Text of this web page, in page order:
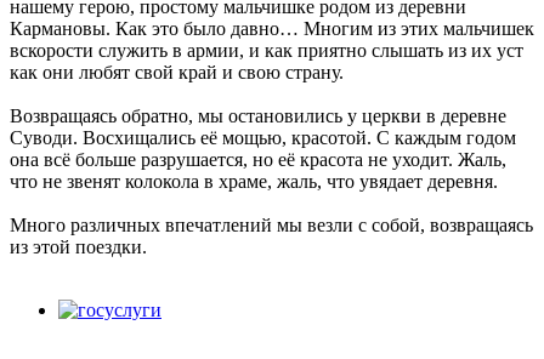
нашему герою, простому мальчишке родом из деревни
Кармановы. Как это было давно… Многим из этих мальчишек
вскорости служить в армии, и как приятно слышать из их уст
как они любят свой край и свою страну.
Возвращаясь обратно, мы остановились у церкви в деревне
Суводи. Восхищались её мощью, красотой. С каждым годом
она всё больше разрушается, но её красота не уходит. Жаль,
что не звенят колокола в храме, жаль, что увядает деревня.
Много различных впечатлений мы везли с собой, возвращаясь
из этой поездки.